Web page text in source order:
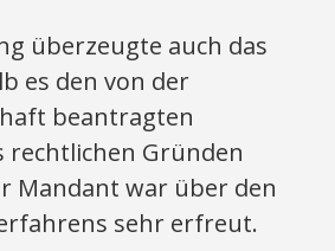
überzeugte auch das
es den von der
beantragten
rechtlichen Gründen
Mandant war über den
sehr erfreut.